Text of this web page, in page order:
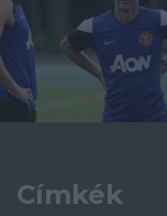
Címkék